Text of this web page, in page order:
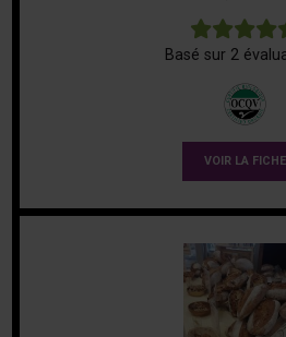
Basé sur 2
VOIR LA FICHE